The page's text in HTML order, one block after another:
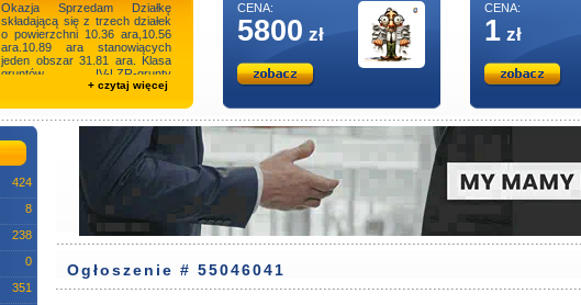
Okazja Sprzedam Działkę
składającą się z trzech działek
o powierzchni 10.36 ara,10.56
ara.10.89 ara stanowiących
jeden obszar 31.81 ara. Klasa
gruntów IV-LZR-grunty
zakrzewione na ...+ czytaj więcej
CENA:
5800 zł
CENA:
1 zł
424
8
238
0
351
Ogłoszenie # 55046041